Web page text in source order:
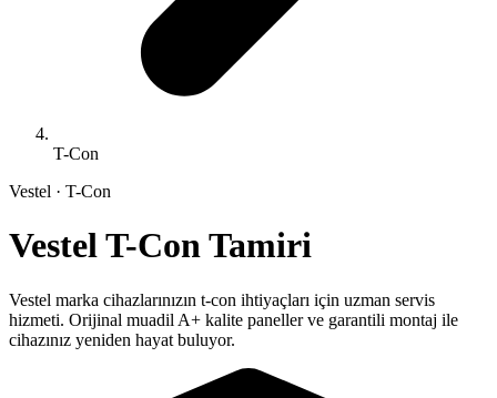
T-Con
Vestel · T-Con
Vestel T-Con Tamiri
Vestel marka cihazlarınızın t-con ihtiyaçları için uzman servis
hizmeti. Orijinal muadil A+ kalite paneller ve garantili montaj ile
cihazınız yeniden hayat buluyor.